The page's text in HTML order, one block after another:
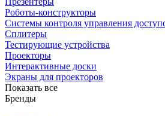
Роботы-конструкторы
Системы контроля управления
Сплитеры
Тестирующие устройства
Проекторы
Интерактивные доски
Экраны для проекторов
Показать все
Бренды